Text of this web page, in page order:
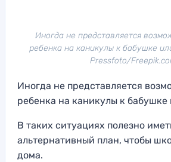
Иногда не представляется
ребенка на каникулы к бабушке
Pressfoto/
Иногда не представляется
ребенка на каникулы к
В таких ситуациях полезно
альтернативный план, чтобы
дома.